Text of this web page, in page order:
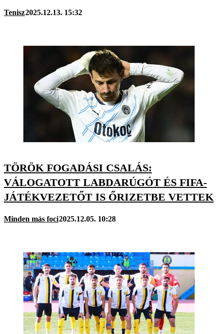
Tenisz2025.12.13. 15:32
TÖRÖK FOGADÁSI CSALÁS:
VÁLOGATOTT LABDARÚGÓT ÉS FIFA-
JÁTÉKVEZETŐT IS ŐRIZETBE VETTEK
Minden más foci2025.12.05. 10:28